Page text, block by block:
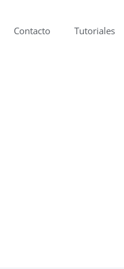
Contacto Tutoriales